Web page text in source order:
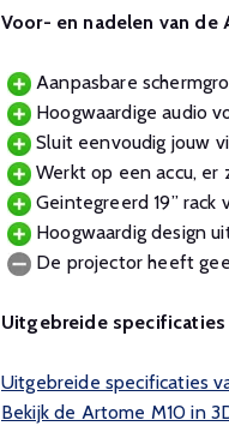
Voor- en nadelen van de
Aanpasbare
Hoogwaardige audio
Sluit eenvoudig jouw
Werkt op een accu, er
Geintegreerd 19”
Hoogwaardig design
De projector heeft
Uitgebreide
Uitgebreide specificaties
Bekijk de Artome M10 in